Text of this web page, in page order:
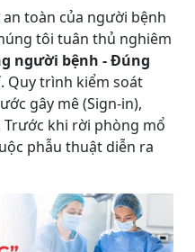
toàn của người bệnh
tôi tuân thủ nghiêm
người bệnh - Đúng
. Quy trình kiểm soát
gây mê (Sign-in),
Trước khi rời phòng mổ
phẫu thuật diễn ra